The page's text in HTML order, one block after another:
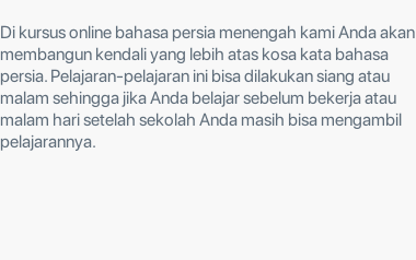
Di kursus online bahasa persia menengah kami Anda akan
membangun kendali yang lebih atas kosa kata bahasa
persia. Pelajaran-pelajaran ini bisa dilakukan siang atau
malam sehingga jika Anda belajar sebelum bekerja atau
malam hari setelah sekolah Anda masih bisa mengambil
pelajarannya.